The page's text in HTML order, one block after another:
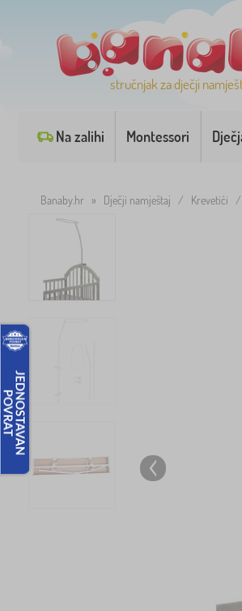
stručnjak za dječji
Na zalihi Montessori
Banaby.hr » Dječji namještaj / Krevetići /